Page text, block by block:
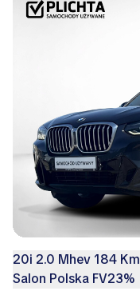
20i 2.0 Mhev 184
Salon Polska FV23%